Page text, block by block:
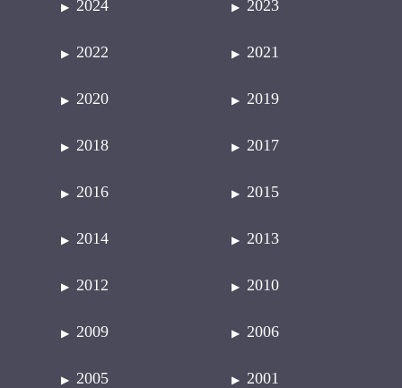
2024 2023
2022 2021
2020 2019
2018 2017
2016 2015
2014 2013
2012 2010
2009 2006
2005 2001